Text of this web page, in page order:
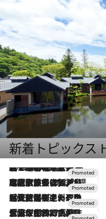
新着トピックス
2026.8.7
【トンボの足水浴】ヒノキの香りに包まれて涼感マックス！約13℃の湧水かけ流しを避暑地「星野温泉 トンボの湯」で体験
2026.7.31
【ホテル帰省】という選択肢をOMOが提案。家族とほどよい距離を保つには「昼は実家、夜は気兼ねなくホテルで！」
2026.7.24
【夏限定ディナーコース】旬を迎える稚鮎や花ズッキーニなどをイタリア・トスカーナの郷土料理の手法で満喫！
2026.7.17
「土佐和ハーブかき氷」がOMO7高知に登場！生姜、山椒、大葉など目にも舌にも涼を呼ぶ郷土の味